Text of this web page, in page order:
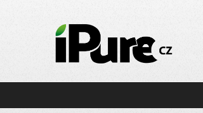
IPURE.CZ
Prémiový Apple e-
reklamy, žádné